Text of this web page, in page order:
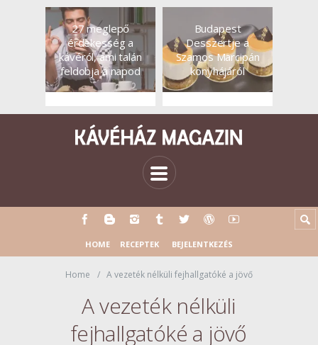
27 meglepő
érdekesség a
kávéról, ami talán
feldobja a napod
Budapest
Desszertje a
Szamos Marcipán
konyhájáról
HOME RECEPTEK BEJELENTKEZÉS
Home A vezeték nélküli fejhallgatóké a jövő
A vezeték nélküli
fejhallgatóké a jövő